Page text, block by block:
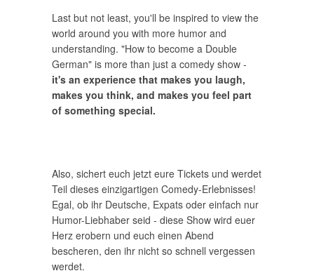
Last but not least, you'll be inspired to view the
world around you with more humor and
understanding. "How to become a Double
German" is more than just a comedy show -
it's an experience that makes you laugh,
makes you think, and makes you feel part
of something special.
Also, sichert euch jetzt eure Tickets und werdet
Teil dieses einzigartigen Comedy-Erlebnisses!
Egal, ob ihr Deutsche, Expats oder einfach nur
Humor-Liebhaber seid - diese Show wird euer
Herz erobern und euch einen Abend
bescheren, den ihr nicht so schnell vergessen
werdet.